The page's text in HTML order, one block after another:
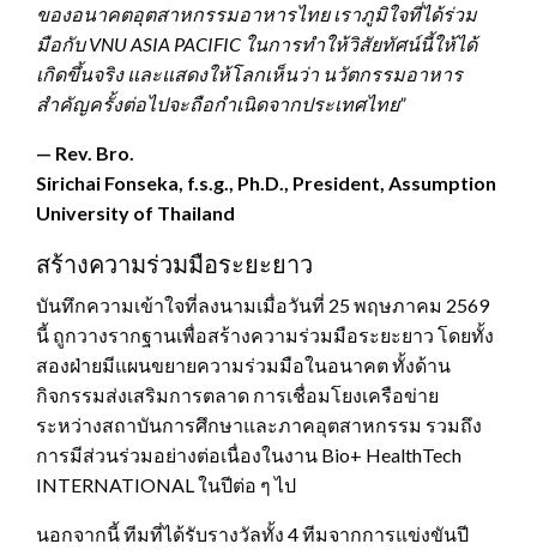
ของอนาคตอุตสาหกรรมอาหารไทย เราภูมิใจที่ได้ร่วม
มือกับ VNU ASIA PACIFIC ในการทำให้วิสัยทัศน์นี้ให้ได้
เกิดขึ้นจริง และแสดงให้โลกเห็นว่า นวัตกรรมอาหาร
สำคัญครั้งต่อไปจะถือกำเนิดจากประเทศไทย”
— Rev. Bro.
Sirichai Fonseka, f.s.g., Ph.D., President, Assumption
University of Thailand
สร้างความร่วมมือระยะยาว
บันทึกความเข้าใจที่ลงนามเมื่อวันที่ 25 พฤษภาคม 2569
นี้ ถูกวางรากฐานเพื่อสร้างความร่วมมือระยะยาว โดยทั้ง
สองฝ่ายมีแผนขยายความร่วมมือในอนาคต ทั้งด้าน
กิจกรรมส่งเสริมการตลาด การเชื่อมโยงเครือข่าย
ระหว่างสถาบันการศึกษาและภาคอุตสาหกรรม รวมถึง
การมีส่วนร่วมอย่างต่อเนื่องในงาน Bio+ HealthTech
INTERNATIONAL ในปีต่อ ๆ ไป
นอกจากนี้ ทีมที่ได้รับรางวัลทั้ง 4 ทีมจากการแข่งขันปี